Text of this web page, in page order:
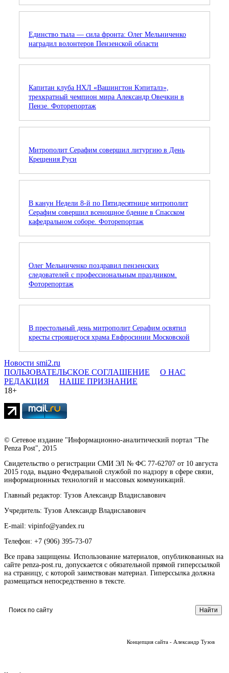
Единство тыла — сила фронта: Олег Мельниченко
наградил волонтеров Пензенской области
Капитан клуба НХЛ «Вашингтон Кэпиталз»,
трехкратный чемпион мира Александр Овечкин в
Пензе. Фоторепортаж
Митрополит Серафим совершил литургию в День
Крещения Руси
В канун Недели 8-й по Пятидесятнице митрополит
Серафим совершил всенощное бдение в Спасском
кафедральном соборе. Фоторепортаж
Олег Мельниченко поздравил пензенских
следователей с профессиональным праздником.
Фоторепортаж
В престольный день митрополит Серафим освятил
кресты строящегося храма Евфросинии Московской
Новости smi2.ru
ПОЛЬЗОВАТЕЛЬСКОЕ СОГЛАШЕНИЕ
О НАС
РЕДАКЦИЯ
НАШЕ ПРИЗНАНИЕ
18+
© Сетевое издание "Информационно-аналитический портал "The
Penza Post", 2015
Свидетельство о регистрации СМИ ЭЛ № ФС 77-62707 от 10 августа
2015 года, выдано Федеральной службой по надзору в сфере связи,
информационных технологий и массовых коммуникаций.
Главный редактор: Тузов Александр Владиславович
Учредитель: Тузов Александр Владиславович
E-mail: vipinfo@yandex.ru
Телефон: +7 (906) 395-73-07
Все права защищены. Использование материалов, опубликованных на
сайте penza-post.ru, допускается с обязательной прямой гиперссылкой
на страницу, с которой заимствован материал. Гиперссылка должна
размещаться непосредственно в тексте.
Концепция сайта - Александр Тузов